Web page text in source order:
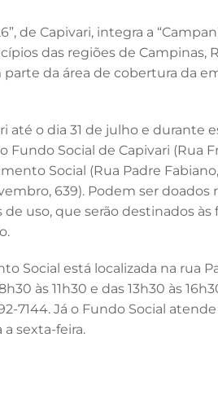
de Capivari, integra a
das regiões de Campinas,
parte da área de cobertura da
até o dia 31 de julho e durante
Fundo Social de Capivari (Rua
Social (Rua Padre
639). Podem ser doados
uso, que serão destinados
Social está localizada na rua
às 11h30 e das 13h30 às
7144. Já o Fundo Social atende
sexta-feira.